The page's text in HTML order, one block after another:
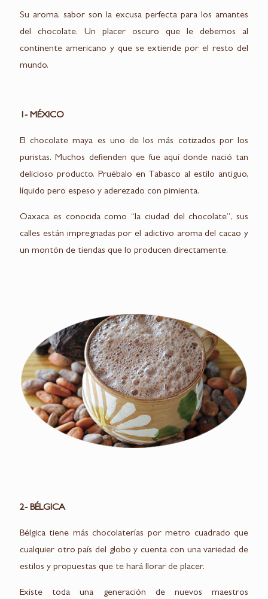
Su aroma, sabor son la excusa perfecta para los amantes
del chocolate. Un placer oscuro que le debemos al
continente americano y que se extiende por el resto del
mundo.
1- MÉXICO
El chocolate maya es uno de los más cotizados por los
puristas. Muchos defienden que fue aquí donde nació tan
delicioso producto. Pruébalo en Tabasco al estilo antiguo,
líquido pero espeso y aderezado con pimienta.
Oaxaca es conocida como “la ciudad del chocolate”, sus
calles están impregnadas por el adictivo aroma del cacao y
un montón de tiendas que lo producen directamente.
2- BÉLGICA
Bélgica tiene más chocolaterías por metro cuadrado que
cualquier otro país del globo y cuenta con una variedad de
estilos y propuestas que te hará llorar de placer.
Existe toda una generación de nuevos maestros